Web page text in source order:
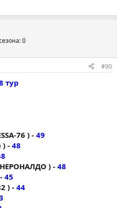
0
#90
тур
76 ) - 49
) - 48
) - 48
45
) - 44